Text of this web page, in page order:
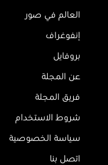
العالم في صور
إنفوغراف
بروفايل
عن المجلة
فريق المجلة
شروط الاستخدام
سياسة الخصوصية
اتصل بنا